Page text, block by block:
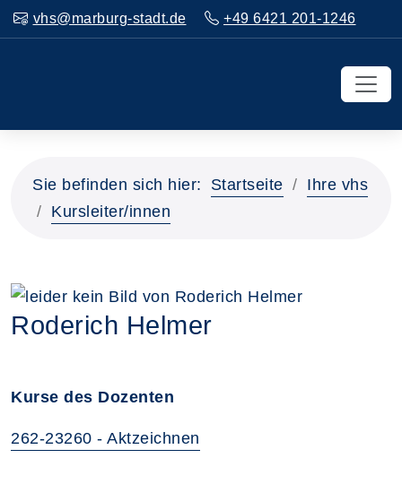
vhs@marburg-stadt.de +49 6421 201-1246
Sie befinden sich hier: Startseite
Ihre vhs
Kursleiter/innen
Roderich Helmer
Kurse des Dozenten
262-23260 - Aktzeichnen